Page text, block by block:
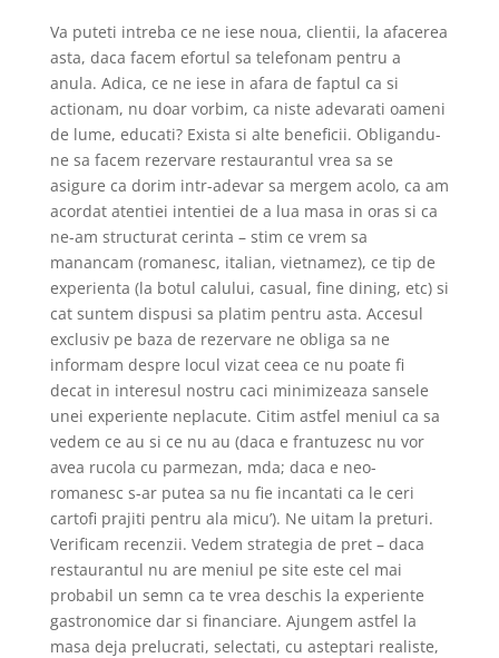
Va puteti intreba ce ne iese noua, clientii, la afacerea
asta, daca facem efortul sa telefonam pentru a
anula. Adica, ce ne iese in afara de faptul ca si
actionam, nu doar vorbim, ca niste adevarati oameni
de lume, educati? Exista si alte beneficii. Obligandu-
ne sa facem rezervare restaurantul vrea sa se
asigure ca dorim intr-adevar sa mergem acolo, ca am
acordat atentiei intentiei de a lua masa in oras si ca
ne-am structurat cerinta – stim ce vrem sa
manancam (romanesc, italian, vietnamez), ce tip de
experienta (la botul calului, casual, fine dining, etc) si
cat suntem dispusi sa platim pentru asta. Accesul
exclusiv pe baza de rezervare ne obliga sa ne
informam despre locul vizat ceea ce nu poate fi
decat in interesul nostru caci minimizeaza sansele
unei experiente neplacute. Citim astfel meniul ca sa
vedem ce au si ce nu au (daca e frantuzesc nu vor
avea rucola cu parmezan, mda; daca e neo-
romanesc s-ar putea sa nu fie incantati ca le ceri
cartofi prajiti pentru ala micu’). Ne uitam la preturi.
Verificam recenzii. Vedem strategia de pret – daca
restaurantul nu are meniul pe site este cel mai
probabil un semn ca te vrea deschis la experiente
gastronomice dar si financiare. Ajungem astfel la
masa deja prelucrati, selectati, cu asteptari realiste,